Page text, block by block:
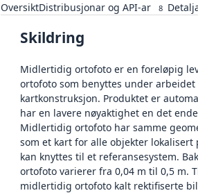
OversiktDistribusjonar og API-ar 8
Skildring
Midlertidig ortofoto er en foreløpig
ortofoto som benyttes under
kartkonstruksjon. Produktet er
har en lavere nøyaktighet en det
Midlertidig ortofoto har samme
som et kart for alle objekter lokalisert
kan knyttes til et referansesystem.
ortofoto varierer fra 0,04 m til 0,5 m.
midlertidig ortofoto kalt rektifiserte